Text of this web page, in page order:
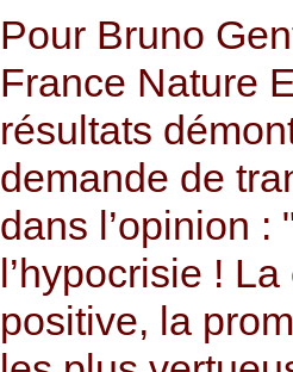
Pour Bruno
France Nature
résultats
demande de
dans l’opinion :
l’hypocrisie !
positive, la